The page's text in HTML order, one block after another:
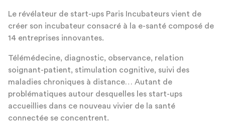
Le révélateur de start-ups Paris Incubateurs vient de
créer son incubateur consacré à la e-santé composé de
14 entreprises innovantes.
Télémédecine, diagnostic, observance, relation
soignant-patient, stimulation cognitive, suivi des
maladies chroniques à distance… Autant de
problématiques autour desquelles les start-ups
accueillies dans ce nouveau vivier de la santé
connectée se concentrent.